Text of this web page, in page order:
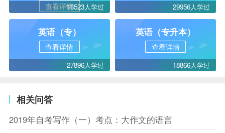
查看详情16523人学过 29956人学过
英语（专）
查看详情
27896人学过
英语（专升本）
查看详情
18866人学过
相关问答
2019年自考写作（一）考点：大作文的语言